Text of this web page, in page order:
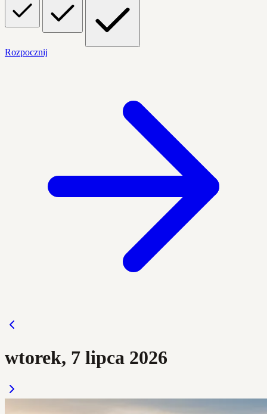
Rozpocznij
wtorek, 7 lipca 2026